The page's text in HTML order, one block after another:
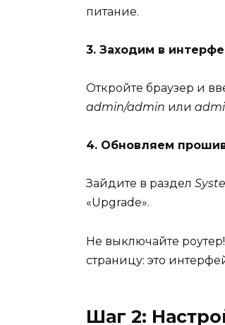
питание.
3. Заходим в
Откройте браузер и
admin/admin или
4. Обновляем
Зайдите в раздел
«Upgrade».
Не выключайте
страницу: это
Шаг 2: